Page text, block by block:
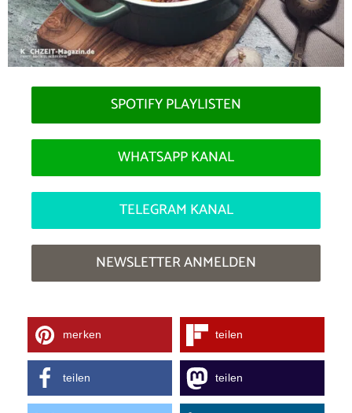
SPOTIFY PLAYLISTEN
WHATSAPP KANAL
TELEGRAM KANAL
NEWSLETTER ANMELDEN
merken teilen
teilen teilen